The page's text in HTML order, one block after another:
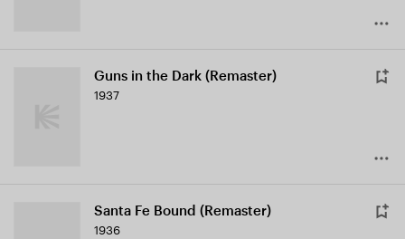
Guns in the Dark (Remaster)
1937
Santa Fe Bound (Remaster)
1936